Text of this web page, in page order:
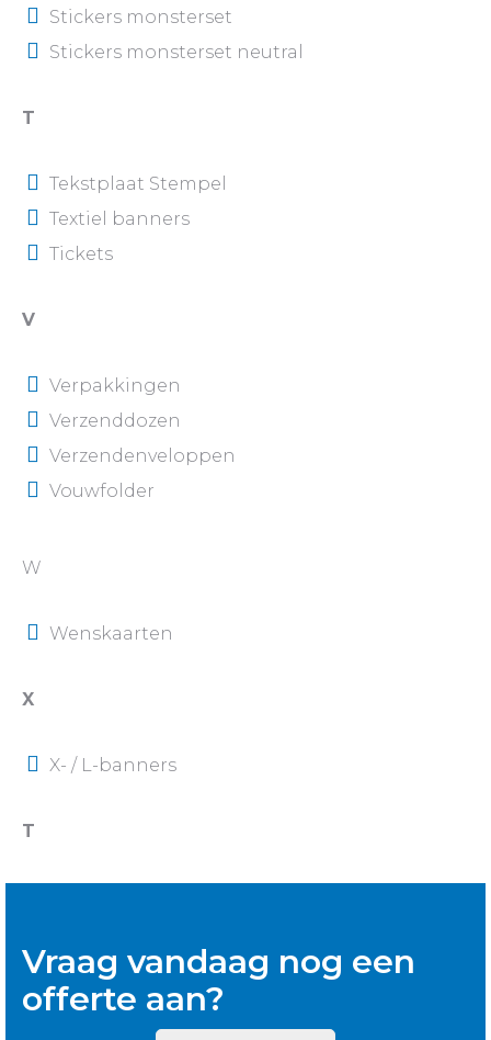
Stickers monsterset
Stickers monsterset neutral
T
Tekstplaat Stempel
Textiel banners
Tickets
V
Verpakkingen
Verzenddozen
Verzendenveloppen
Vouwfolder
W
Wenskaarten
X
X- / L-banners
T
Vraag vandaag nog een
offerte aan?